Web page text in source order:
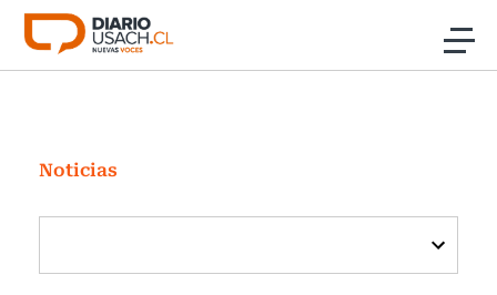
Click acá para ir directamente al contenido
Investigación
Cultura
Programas Radio y TV Usach
Noticias